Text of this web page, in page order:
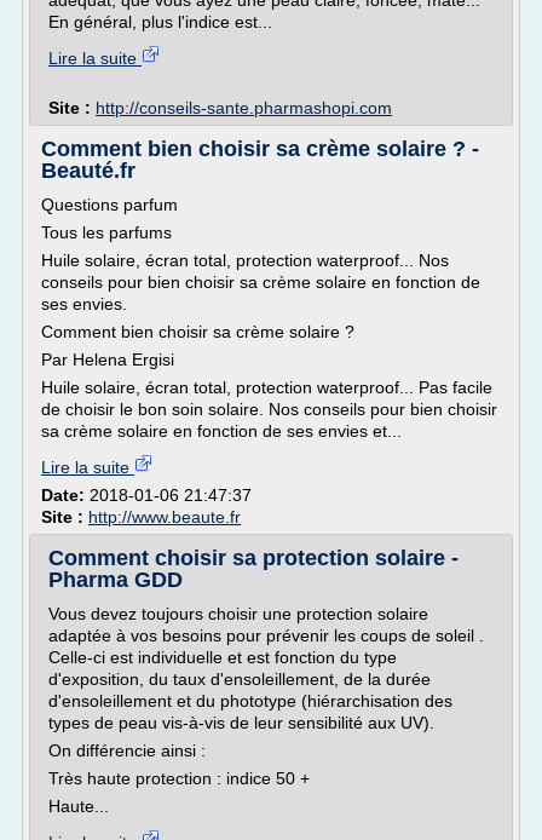
En général, plus l'indice est...
Lire la suite
Site : http://conseils-sante.pharmashopi.com
Comment bien choisir sa crème solaire ? -
Beauté.fr
Questions parfum
Tous les parfums
Huile solaire, écran total, protection waterproof... Nos
conseils pour bien choisir sa crème solaire en fonction de
ses envies.
Comment bien choisir sa crème solaire ?
Par Helena Ergisi
Huile solaire, écran total, protection waterproof... Pas facile
de choisir le bon soin solaire. Nos conseils pour bien choisir
sa crème solaire en fonction de ses envies et...
Lire la suite
Date: 2018-01-06 21:47:37
Site : http://www.beaute.fr
Comment choisir sa protection solaire -
Pharma GDD
Vous devez toujours choisir une protection solaire
adaptée à vos besoins pour prévenir les coups de soleil .
Celle-ci est individuelle et est fonction du type
d'exposition, du taux d'ensoleillement, de la durée
d'ensoleillement et du phototype (hiérarchisation des
types de peau vis-à-vis de leur sensibilité aux UV).
On différencie ainsi :
Très haute protection : indice 50 +
Haute...